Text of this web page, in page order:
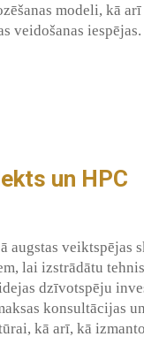
modeli, kā
veidošanas iespējas.
un HPC
veiktspējas
lai izstrādātu
dzīvotspēju
konsultācijas
kā arī, kā